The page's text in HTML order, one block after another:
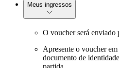
Meus ingressos
O voucher será enviado
Apresente o voucher
documento de
partida.